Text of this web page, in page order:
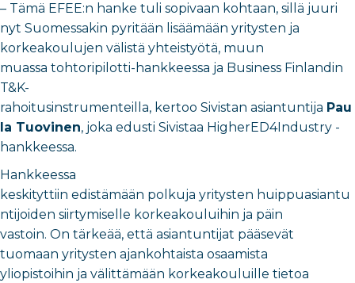
– Tämä EFEE:n hanke tuli sopivaan kohtaan, sillä juuri
nyt Suomessakin pyritään lisäämään yritysten ja
korkeakoulujen välistä yhteistyötä, muun
muassa tohtoripilotti-hankkeessa ja Business Finlandin
T&K-
rahoitusinstrumenteilla, kertoo Sivistan asiantuntija Pau
la Tuovinen, joka edusti Sivistaa HigherED4Industry -
hankkeessa.
Hankkeessa
keskityttiin edistämään polkuja yritysten huippuasiantu
ntijoiden siirtymiselle korkeakouluihin ja päin
vastoin. On tärkeää, että asiantuntijat pääsevät
tuomaan yritysten ajankohtaista osaamista
yliopistoihin ja välittämään korkeakouluille tietoa